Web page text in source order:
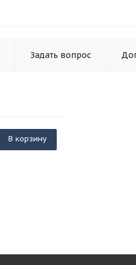
Задать вопрос
В корзину